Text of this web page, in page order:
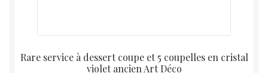
Rare service à dessert coupe et 5 coupelles en cristal
violet ancien Art Déco